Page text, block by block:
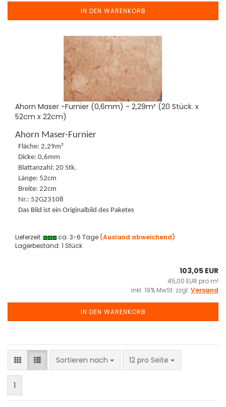
IN DEN WARENKORB
Ahorn Maser -Furnier (0,6mm) - 2,29m² (20 Stück. x
52cm x 22cm)
Ahorn Maser-Furnier
Fläche: 2,29m²
Dicke: 0,6mm
Blattanzahl: 20 Stk.
Länge: 52cm
Breite: 22cm
Nr.: 52G23108
Das Bild ist ein Originalbild des Paketes
Lieferzeit: ca. 3-6 Tage (Ausland abweichend)
Lagerbestand: 1 Stück
103,05 EUR
45,00 EUR pro m²
inkl. 19% MwSt. zzgl. Versand
IN DEN WARENKORB
Sortieren nach
Sortieren nach 12 pro Seite
pro Seite
1